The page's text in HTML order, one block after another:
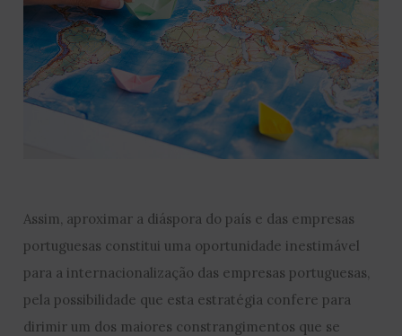
Assim, aproximar a diáspora do país e das empresas
portuguesas constitui uma oportunidade inestimável
para a internacionalização das empresas portuguesas,
pela possibilidade que esta estratégia confere para
dirimir um dos maiores constrangimentos que se